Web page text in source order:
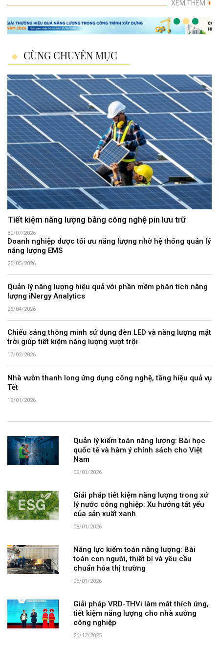
XEM THÊM +
CÙNG CHUYÊN MỤC
Tiết kiệm năng lượng bằng công nghệ pin lưu trữ
30/07/2026
Doanh nghiệp dược tối ưu năng lượng nhờ hệ thống quản lý
năng lượng EMS
25/05/2026
Quản lý năng lượng hiệu quả với phần mềm phân tích năng
lượng iNergy Analytics
26/04/2026
Chiếu sáng thông minh sử dụng đèn LED và năng lượng mặt
trời giúp tiết kiệm năng lượng vượt trội
17/02/2026
Nhà vườn thanh long ứng dụng công nghệ, tăng hiệu quả vụ
Tết
19/01/2026
Quản lý kiểm toán năng lượng: Bài học
quốc tế và hàm ý chính sách cho Việt
Nam
09/01/2026
Giải pháp tiết kiệm năng lượng trong xử
lý nước công nghiệp: Xu hướng tất yếu
của sản xuất xanh
08/01/2026
Năng lực kiểm toán năng lượng: Bài
toán con người, thiết bị và yêu cầu
chuẩn hóa thị trường
05/01/2026
Giải pháp VRD-THVi làm mát thích ứng,
tiết kiệm năng lượng cho nhà xưởng
công nghiệp
26/12/2025